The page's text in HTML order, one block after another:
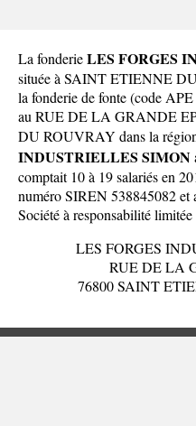
La fonderieLES FORGES
située à SAINT ETIENNE
la fonderie de fonte (code
au RUE DE LA GRANDE
DU ROUVRAY dans la
INDUSTRIELLES SIMON
comptait 10 à 19 salariés en
numéro SIREN 538845082 et
Société à responsabilité
LES FORGES
RUE DE LA
76800 SAINT